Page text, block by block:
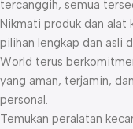
tercanggih, semua
Nikmati produk dan alat
pilihan lengkap dan asli
World terus
yang aman, terjamin,
personal.
Temukan peralatan